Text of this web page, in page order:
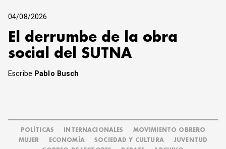
04/08/2026
El derrumbe de la obra
social del SUTNA
Escribe Pablo Busch
POLÍTICAS INTERNACIONALES
MOVIMIENTO OBRERO
MUJER
ECONOMÍA SOCIEDAD Y CULTURA
JUVENTUD